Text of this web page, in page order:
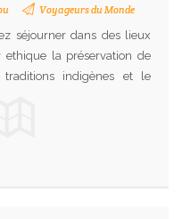
Voyageurs du Monde
séjourner dans des lieux
la préservation de
indigènes et le